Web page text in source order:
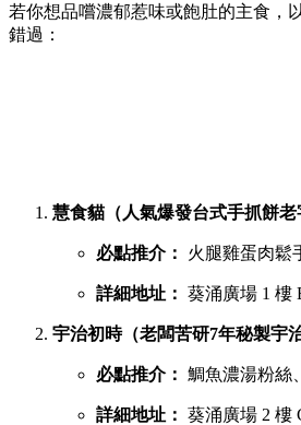
若你想品嚐濃郁惹味或飽肚的主食，
錯過：
慧食貓（人氣爆發台式手抓餅老
必點推介： 火腿雞蛋肉鬆
詳細地址： 葵涌廣場 1 樓
宇治初時（老闆苦研7年秘製宇
必點推介： 鯛魚濃湯粉絲
詳細地址： 葵涌廣場 2 樓